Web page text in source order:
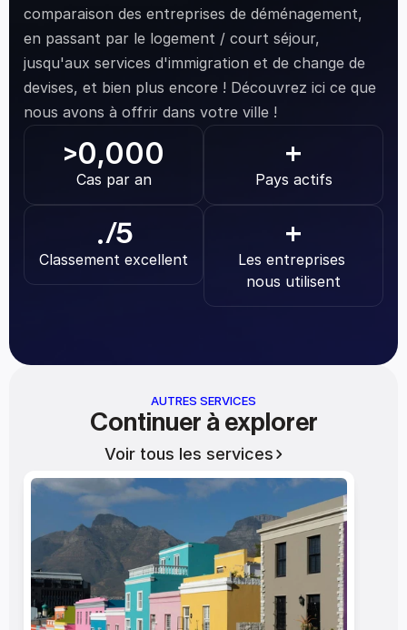
comparaison des entreprises de déménagement,
en passant par le logement / court séjour,
jusqu'aux services d'immigration et de change de
devises, et bien plus encore ! Découvrez ici ce que
nous avons à offrir dans votre ville !
>0,000
Cas par an
+
Pays actifs
./5
Classement excellent
+
Les entreprises
nous utilisent
AUTRES SERVICES
Continuer à explorer
Voir tous les services